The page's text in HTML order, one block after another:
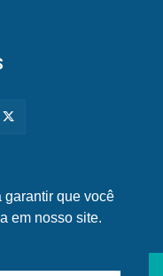
garantir que você
em nosso site.